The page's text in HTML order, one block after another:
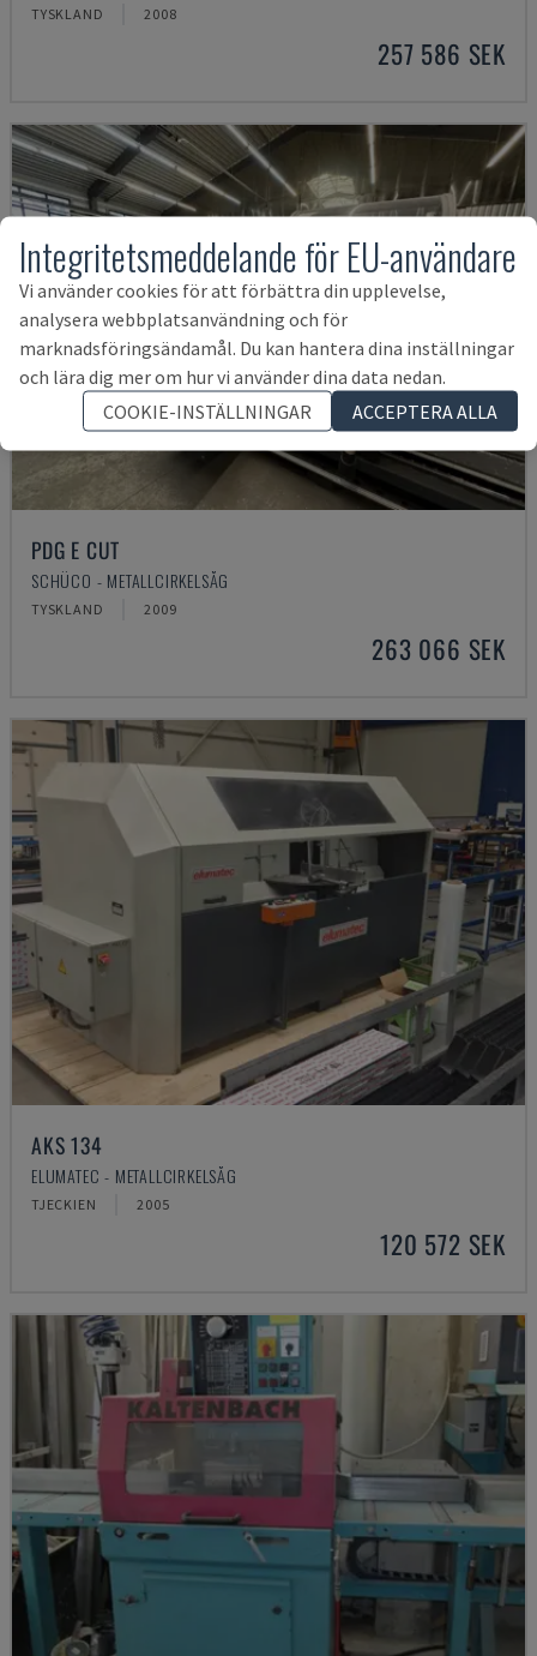
TYSKLAND 2008
257 586 SEK
PDG E CUT
SCHÜCO - METALLCIRKELSÅG
TYSKLAND 2009
263 066 SEK
AKS 134
ELUMATEC - METALLCIRKELSÅG
TJECKIEN 2005
120 572 SEK
Integritetsmeddelande för EU-användare
Vi använder cookies för att förbättra din upplevelse,
analysera webbplatsanvändning och för
marknadsföringsändamål. Du kan hantera dina inställningar
och lära dig mer om hur vi använder dina data nedan.
COOKIE-INSTÄLLNINGAR
ACCEPTERA ALLA